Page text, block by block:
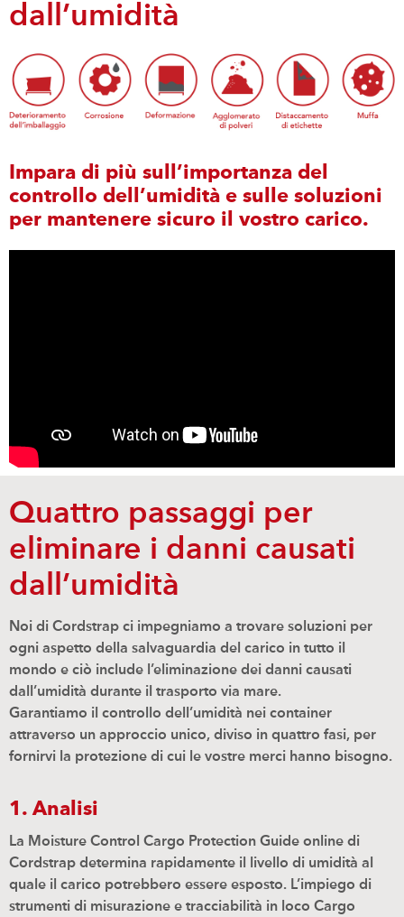
dall’umidità
Impara di più sull’importanza del
controllo dell’umidità e sulle soluzioni
per mantenere sicuro il vostro carico.
Quattro passaggi per
eliminare i danni causati
dall’umidità
Noi di Cordstrap ci impegniamo a trovare soluzioni per
ogni aspetto della salvaguardia del carico in tutto il
mondo e ciò include l’eliminazione dei danni causati
dall’umidità durante il trasporto via mare.
Garantiamo il controllo dell’umidità nei container
attraverso un approccio unico, diviso in quattro fasi, per
fornirvi la protezione di cui le vostre merci hanno bisogno.
1. Analisi
La Moisture Control Cargo Protection Guide online di
Cordstrap determina rapidamente il livello di umidità al
quale il carico potrebbero essere esposto. L’impiego di
strumenti di misurazione e tracciabilità in loco Cargo